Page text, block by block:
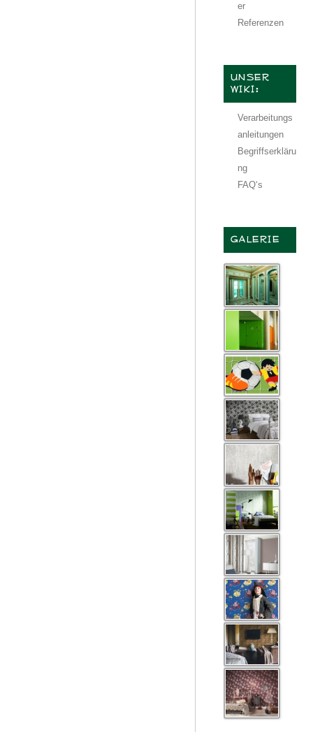
er
Referenzen
UNSER
WIKI:
Verarbeitungs
anleitungen
Begriffserkläru
ng
FAQ‘s
GALERIE